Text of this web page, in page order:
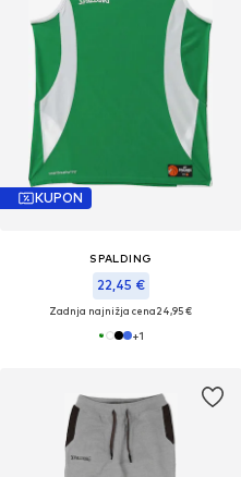
KUPON
SPALDING
22,45 €
Zadnja najnižja cena24,95 €
+1